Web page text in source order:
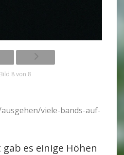
Bild 8 von 8
viele-bands-auf-
es einige Höhen